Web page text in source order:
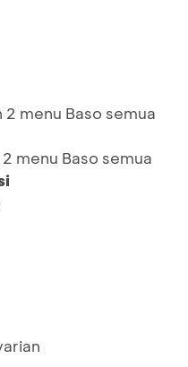
menu Baso semua
menu Baso semua